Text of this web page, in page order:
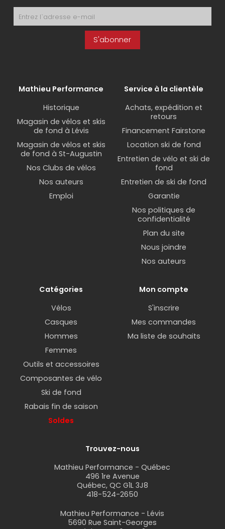
S'abonner
Mathieu Performance
Historique
Magasin de vélos et skis
de fond à Lévis
Magasin de vélos et skis
de fond à St-Augustin
Nos Clubs de vélos
Nos auteurs
Emploi
Service à la clientèle
Achats, expédition et
retours
Financement Fairstone
Location ski de fond
Entretien de vélo et ski de
fond
Entretien de ski de fond
Garantie
Nos politiques de
confidentialité
Plan du site
Nous joindre
Nos auteurs
Catégories
Vélos
Casques
Hommes
Femmes
Outils et accessoires
Composantes de vélo
Ski de fond
Rabais fin de saison
Soldes
Mon compte
S'inscrire
Mes commandes
Ma liste de souhaits
Trouvez-nous
Mathieu Performance - Québec
496 1re Avenue
Québec, QC G1L 3J8
418-524-2650
Mathieu Performance - Lévis
5690 Rue Saint-Georges